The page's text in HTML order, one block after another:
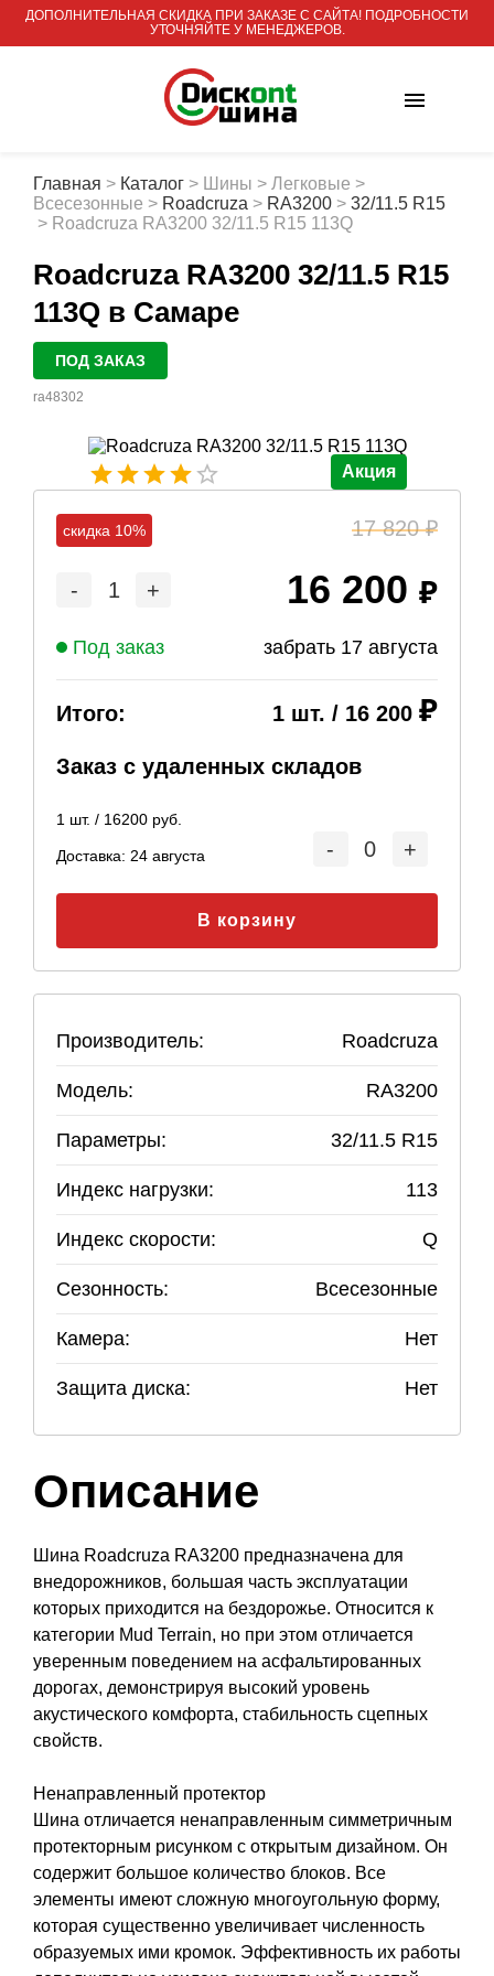
ДОПОЛНИТЕЛЬНАЯ СКИДКА ПРИ ЗАКАЗЕ С САЙТА! ПОДРОБНОСТИ
УТОЧНЯЙТЕ У МЕНЕДЖЕРОВ.
Главная > Каталог > Шины > Легковые >
Всесезонные > Roadcruza > RA3200 > 32/11.5 R15
> Roadcruza RA3200 32/11.5 R15 113Q
Roadcruza RA3200 32/11.5 R15
113Q в Самаре
ПОД ЗАКАЗ
ra48302
Акция
скидка 10% 17 820
- 1 + 16 200
Под заказ забрать 17 августа
Итого: 1 шт. / 16 200
Заказ с удаленных складов
1 шт. / 16200 руб.
Доставка: 24 августа - 0 +
В корзину
Производитель: Roadcruza
Модель: RA3200
Параметры: 32/11.5 R15
Индекс нагрузки: 113
Индекс скорости: Q
Сезонность: Всесезонные
Камера: Нет
Защита диска: Нет
Описание
Шина Roadcruza RA3200 предназначена для
внедорожников, большая часть эксплуатации
которых приходится на бездорожье. Относится к
категории Mud Terrain, но при этом отличается
уверенным поведением на асфальтированных
дорогах, демонстрируя высокий уровень
акустического комфорта, стабильность сцепных
свойств.
Ненаправленный протектор
Шина отличается ненаправленным симметричным
протекторным рисунком с открытым дизайном. Он
содержит большое количество блоков. Все
элементы имеют сложную многоугольную форму,
которая существенно увеличивает численность
образуемых ими кромок. Эффективность их работы